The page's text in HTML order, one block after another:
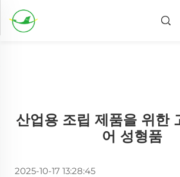
산업용 조립 제품을 위한
어 성형품
2025-10-17 13:28:45